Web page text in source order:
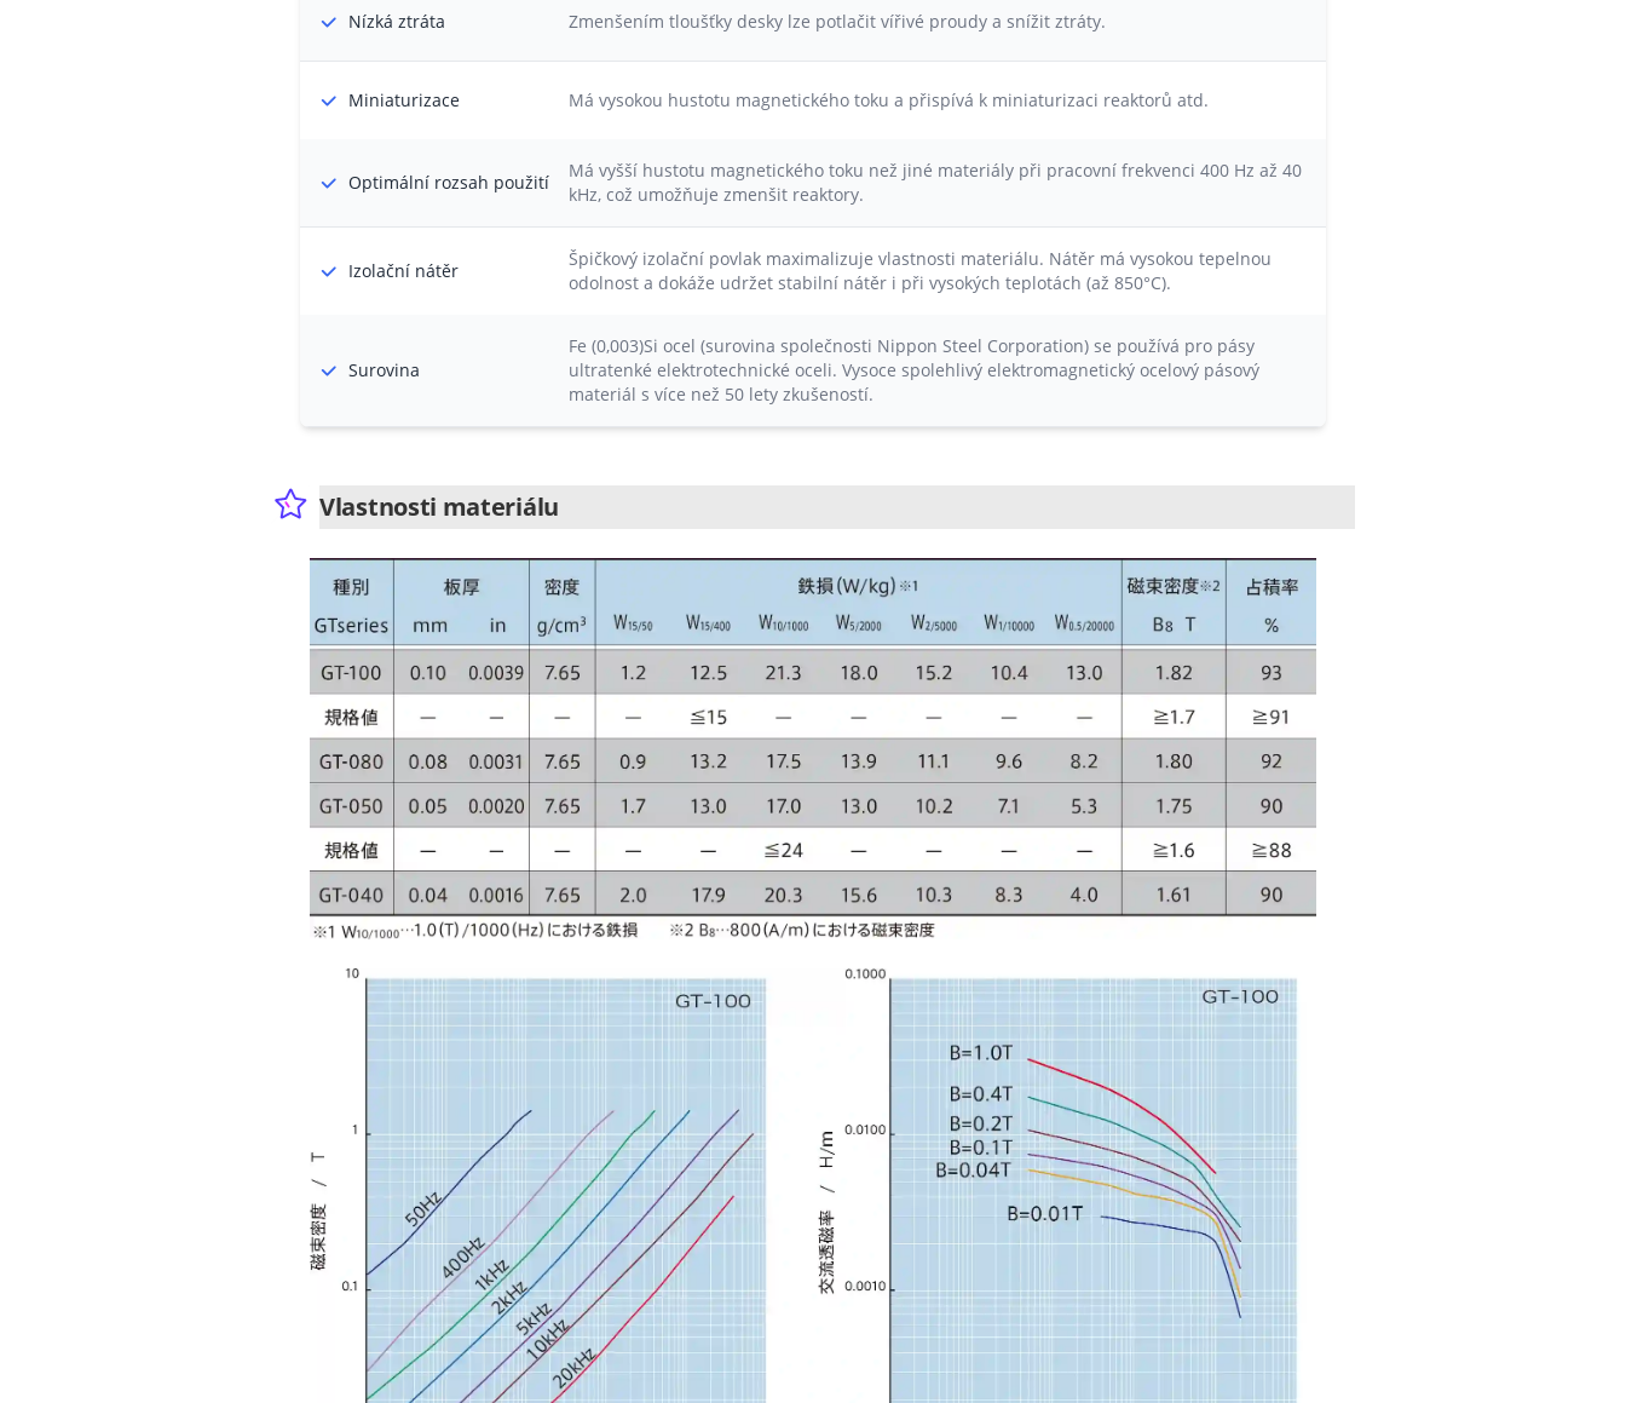
Nízká ztráta Zmenšením tloušťky desky lze potlačit vířivé proudy a snížit ztráty.
Miniaturizace Má vysokou hustotu magnetického toku a přispívá k miniaturizaci reaktorů atd.
Optimální rozsah použití
Má vyšší hustotu magnetického toku než jiné materiály při pracovní frekvenci 400 Hz až 40
kHz, což umožňuje zmenšit reaktory.
Izolační nátěr
Špičkový izolační povlak maximalizuje vlastnosti materiálu. Nátěr má vysokou tepelnou
odolnost a dokáže udržet stabilní nátěr i při vysokých teplotách (až 850°C).
Surovina
Fe (0,003)Si ocel (surovina společnosti Nippon Steel Corporation) se používá pro pásy
ultratenké elektrotechnické oceli. Vysoce spolehlivý elektromagnetický ocelový pásový
materiál s více než 50 lety zkušeností.
Vlastnosti materiálu